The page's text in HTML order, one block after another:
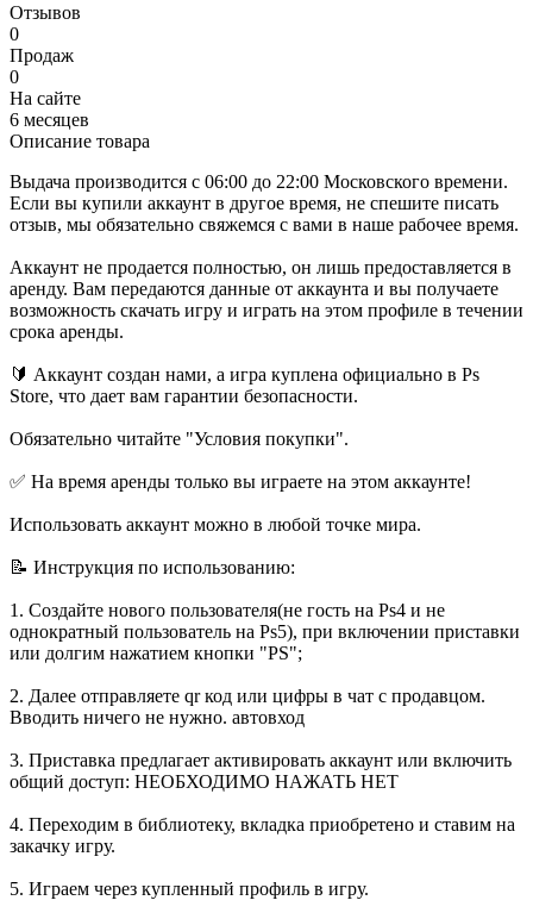
Отзывов
0
Продаж
0
На сайте
6 месяцев
Описание товара
Выдача производится с 06:00 до 22:00 Московского времени.
Если вы купили аккаунт в другое время, не спешите писать
отзыв, мы обязательно свяжемся с вами в наше рабочее время.
Аккаунт не продается полностью, он лишь предоставляется в
аренду. Вам передаются данные от аккаунта и вы получаете
возможность скачать игру и играть на этом профиле в течении
срока аренды.
🔰 Аккаунт создан нами, а игра куплена официально в Ps
Store, что дает вам гарантии безопасности.
Обязательно читайте "Условия покупки".
✅ На время аренды только вы играете на этом аккаунте!
Использовать аккаунт можно в любой точке мира.
📝 Инструкция по использованию:
1. Создайте нового пользователя(не гость на Ps4 и не
однократный пользователь на Ps5), при включении приставки
или долгим нажатием кнопки "PS";
2. Далее отправляете qr код или цифры в чат с продавцом.
Вводить ничего не нужно. автовход
3. Приставка предлагает активировать аккаунт или включить
общий доступ: НЕОБХОДИМО НАЖАТЬ НЕТ
4. Переходим в библиотеку, вкладка приобретено и ставим на
закачку игру.
5. Играем через купленный профиль в игру.